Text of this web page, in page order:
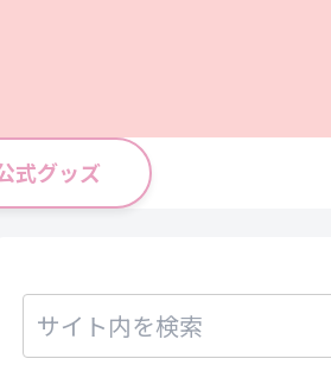
式グッズ